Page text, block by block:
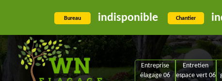
Bureau indisponible Chantier
Entreprise
élagage 06
Entretien
espace vert 06